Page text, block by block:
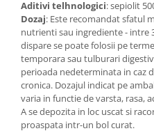
Aditivi telhnologici: sepiolit
Dozaj: Este recomandat sfatul
nutrienti sau ingrediente - intre
dispare se poate folosii pe
temporara sau tulburari
perioada nedeterminata in caz
cronica. Dozajul indicat pe
varia in functie de varsta, rasa,
A se depozita in loc uscat si
proaspata intr-un bol curat.